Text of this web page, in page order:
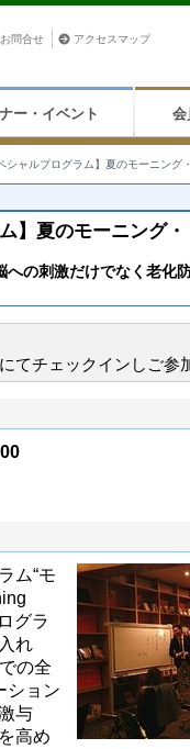
お問合せ アクセスマップ
ー・イベント 会
シャルプログラム】夏のモーニン
ム】夏のモーニング
の刺激だけでなく老化
てチェックインしご参
ム“モ
グラ
れ
の全
ション
与
高め